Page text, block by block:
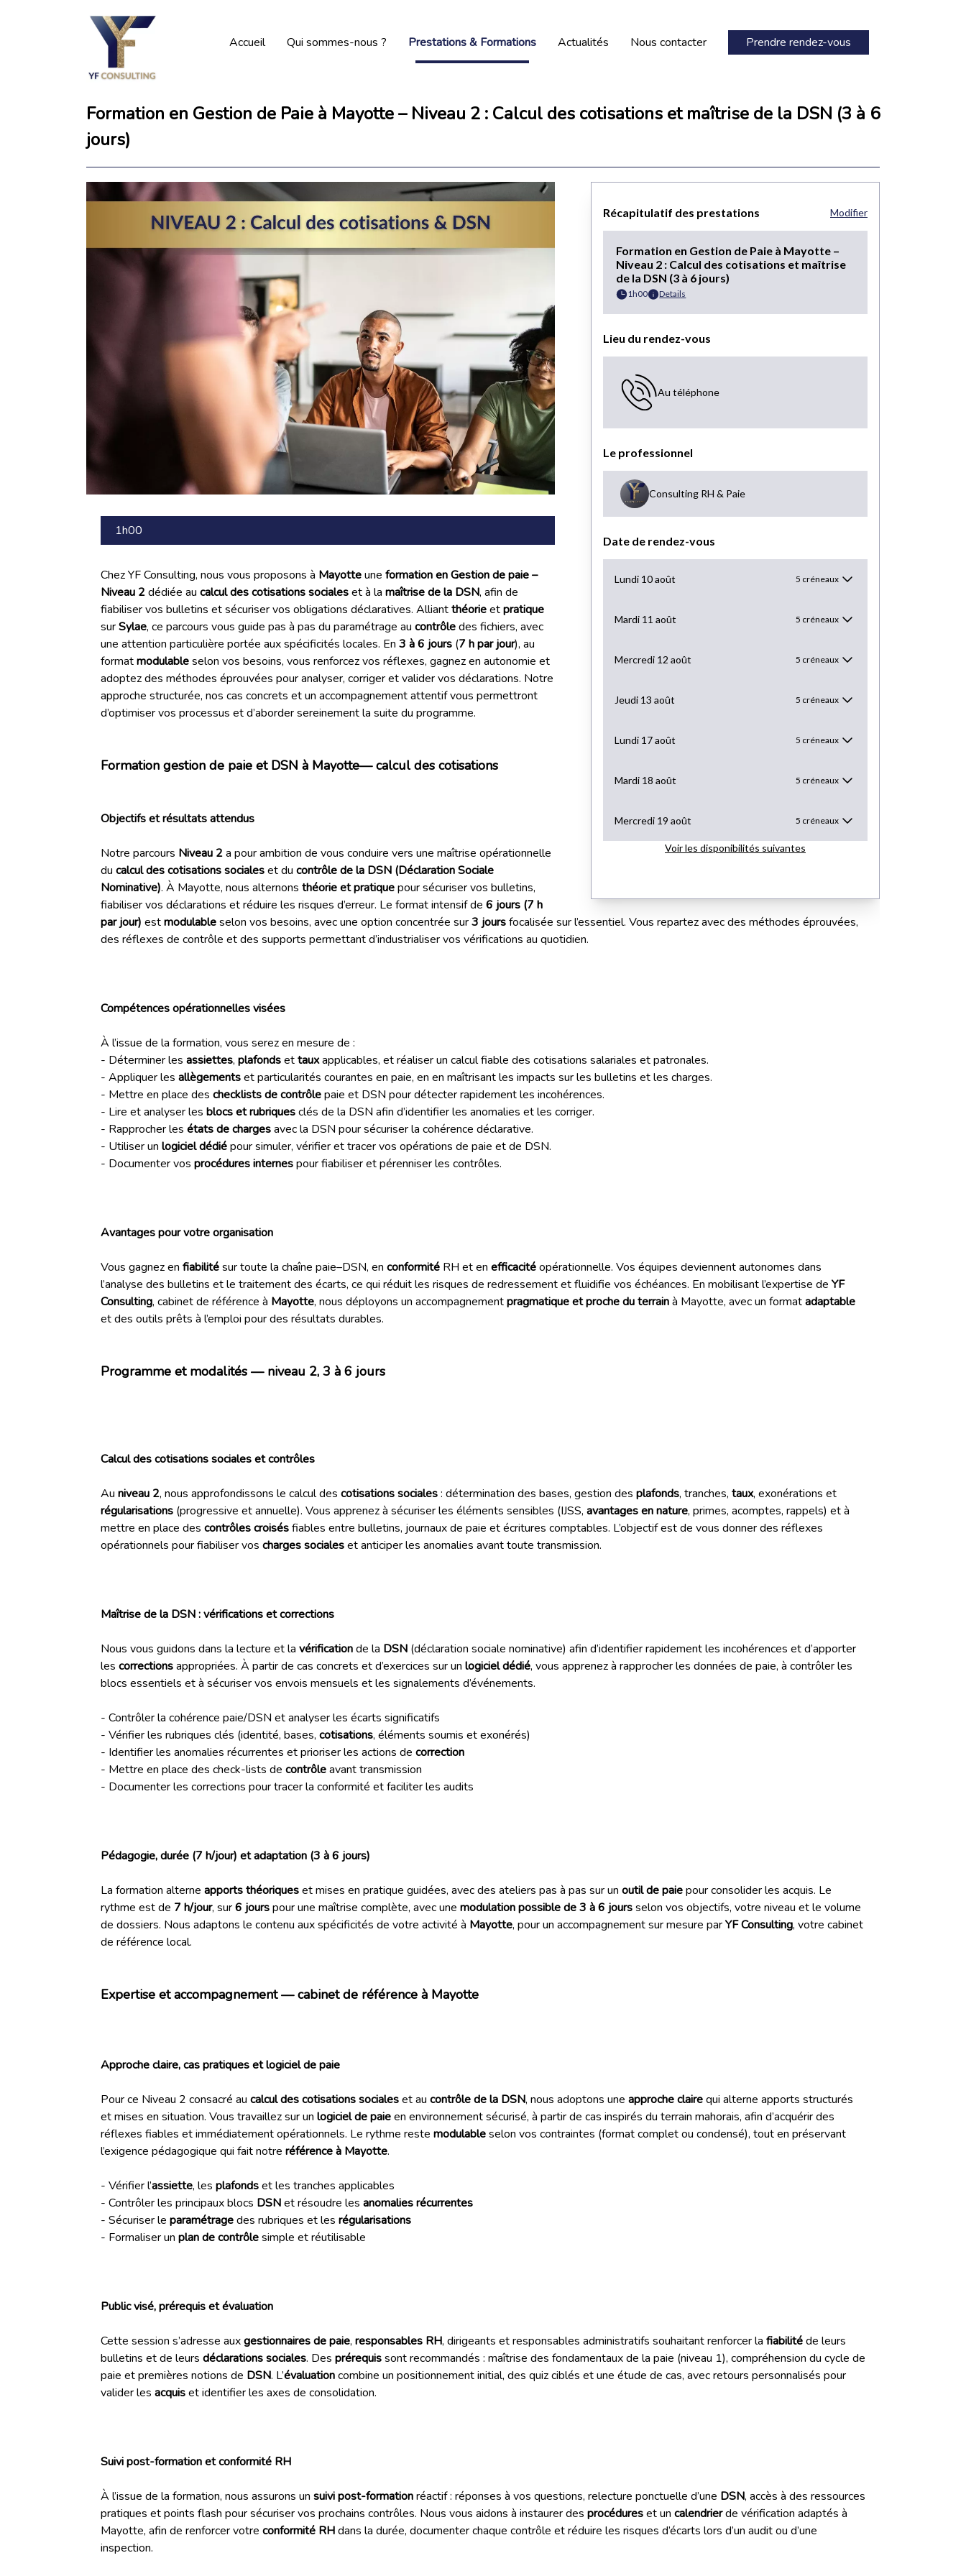
Accueil Qui sommes-nous ? Prestations & Formations Actualités Nous contacter Prendre rendez-vous
Formation en Gestion de Paie à Mayotte – Niveau 2 : Calcul des cotisations et maîtrise de la DSN (3 à 6
jours)
1h00
Chez YF Consulting, nous vous proposons à Mayotteune formation en Gestion de paie –
Niveau 2dédiée au calcul des cotisations socialeset à la maîtrise de la DSN, afin de
fiabiliser vos bulletins et sécuriser vos obligations déclaratives. Alliantthéorieetpratique
surSylae, ce parcours vous guide pas à pas du paramétrage au contrôledes fichiers, avec
une attention particulière portée aux spécificités locales. En 3 à 6 jours (7 h par jour), au
formatmodulableselon vos besoins, vous renforcez vos réflexes, gagnez en autonomie et
adoptez des méthodes éprouvées pour analyser, corriger et valider vos déclarations. Notre
approche structurée, nos cas concrets et un accompagnement attentif vous permettront
d’optimiser vos processus et d’aborder sereinement la suite du programme.
Formation gestion de paie et DSN à Mayotte— calcul des cotisations
Objectifs et résultats attendus
Notre parcours Niveau 2a pour ambition de vous conduire vers une maîtrise opérationnelle
du calcul des cotisations socialeset du contrôle de la DSN (Déclaration Sociale
Nominative). À Mayotte, nous alternons théorie et pratiquepour sécuriser vos bulletins,
fiabiliser vos déclarations et réduire les risques d’erreur. Le format intensif de 6 jours (7 h
par jour) estmodulableselon vos besoins, avec une option concentrée sur3 joursfocalisée sur l’essentiel. Vous repartez avec des méthodes éprouvées,
des réflexes de contrôle et des supports permettant d’industrialiser vos vérifications au quotidien.
Compétences opérationnelles visées
À l’issue de la formation, vous serez en mesure de :
- Déterminer les assiettes, plafondsettauxapplicables, et réaliser un calcul fiable des cotisations salariales et patronales.
- Appliquer les allègementset particularités courantes en paie, en en maîtrisant les impacts sur les bulletins et les charges.
- Mettre en place des checklists de contrôlepaie et DSN pour détecter rapidement les incohérences.
- Lire et analyser les blocs et rubriquesclés de la DSN afin d’identifier les anomalies et les corriger.
- Rapprocher les états de chargesavec la DSN pour sécuriser la cohérence déclarative.
- Utiliser un logiciel dédiépour simuler, vérifier et tracer vos opérations de paie et de DSN.
- Documenter vos procédures internespour fiabiliser et pérenniser les contrôles.
Avantages pour votre organisation
Vous gagnez en fiabilitésur toute la chaîne paie–DSN, en conformité RH et en efficacitéopérationnelle. Vos équipes deviennent autonomes dans
l’analyse des bulletins et le traitement des écarts, ce qui réduit les risques de redressement et fluidifie vos échéances. En mobilisant l’expertise de YF
Consulting, cabinet de référence à Mayotte, nous déployons un accompagnementpragmatique et proche du terrainà Mayotte, avec un formatadaptable
et des outils prêts à l’emploi pour des résultats durables.
Programme et modalités — niveau 2, 3 à 6 jours
Calcul des cotisations sociales et contrôles
Au niveau 2, nous approfondissons le calcul des cotisations sociales: détermination des bases, gestion des plafonds, tranches, taux, exonérations et
régularisations (progressive et annuelle). Vous apprenez à sécuriser les éléments sensibles (IJSS, avantages en nature, primes, acomptes, rappels) et à
mettre en place des contrôles croisésfiables entre bulletins, journaux de paie et écritures comptables. L’objectif est de vous donner des réflexes
opérationnels pour fiabiliser vos charges socialeset anticiper les anomalies avant toute transmission.
Maîtrise de la DSN : vérifications et corrections
Nous vous guidons dans la lecture et la vérificationde la DSN (déclaration sociale nominative) afin d’identifier rapidement les incohérences et d’apporter
les correctionsappropriées. À partir de cas concrets et d’exercices sur un logiciel dédié, vous apprenez à rapprocher les données de paie, à contrôler les
blocs essentiels et à sécuriser vos envois mensuels et les signalements d’événements.
- Contrôler la cohérence paie/DSN et analyser les écarts significatifs
- Vérifier les rubriques clés (identité, bases, cotisations, éléments soumis et exonérés)
- Identifier les anomalies récurrentes et prioriser les actions de correction
- Mettre en place des check-lists de contrôleavant transmission
- Documenter les corrections pour tracer la conformité et faciliter les audits
Pédagogie, durée (7 h/jour) et adaptation (3 à 6 jours)
La formation alterne apports théoriqueset mises en pratique guidées, avec des ateliers pas à pas sur un outil de paiepour consolider les acquis. Le
rythme est de 7 h/jour, sur6 jourspour une maîtrise complète, avec une modulation possible de 3 à 6 joursselon vos objectifs, votre niveau et le volume
de dossiers. Nous adaptons le contenu aux spécificités de votre activité à Mayotte, pour un accompagnement sur mesure parYF Consulting, votre cabinet
de référence local.
Expertise et accompagnement — cabinet de référence à Mayotte
Approche claire, cas pratiques et logiciel de paie
Pour ce Niveau 2 consacré au calcul des cotisations socialeset au contrôle de la DSN, nous adoptons une approche clairequi alterne apports structurés
et mises en situation. Vous travaillez sur un logiciel de paieen environnement sécurisé, à partir de cas inspirés du terrain mahorais, afin d’acquérir des
réflexes fiables et immédiatement opérationnels. Le rythme reste modulableselon vos contraintes (format complet ou condensé), tout en préservant
l’exigence pédagogique qui fait notre référence à Mayotte.
- Vérifier l’assiette, les plafondset les tranches applicables
- Contrôler les principaux blocs DSNet résoudre les anomalies récurrentes
- Sécuriser le paramétragedes rubriques et les régularisations
- Formaliser un plan de contrôlesimple et réutilisable
Public visé, prérequis et évaluation
Cette session s’adresse auxgestionnaires de paie, responsables RH, dirigeants et responsables administratifs souhaitant renforcer la fiabilitéde leurs
bulletins et de leurs déclarations sociales. Des prérequissont recommandés : maîtrise des fondamentaux de la paie (niveau 1), compréhension du cycle de
paie et premières notions de DSN. L’évaluationcombine un positionnement initial, des quiz ciblés et une étude de cas, avec retours personnalisés pour
valider les acquiset identifier les axes de consolidation.
Suivi post-formation et conformité RH
À l’issue de la formation, nous assurons un suivi post-formationréactif : réponses à vos questions, relecture ponctuelle d’une DSN, accès à des ressources
pratiques et points flash pour sécuriser vos prochains contrôles. Nous vous aidons à instaurer des procédureset un calendrierde vérification adaptés à
Mayotte, afin de renforcer votre conformité RHdans la durée, documenter chaque contrôle et réduire les risques d’écarts lors d’un audit ou d’une
inspection.